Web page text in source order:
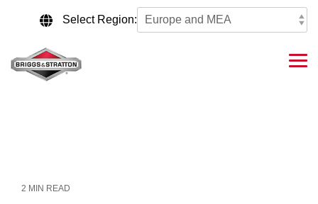
content.
Select Region:
2 MIN READ